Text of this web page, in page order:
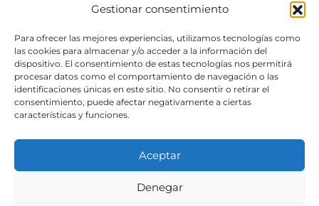
Gestionar consentimiento
Para ofrecer las mejores experiencias, utilizamos tecnologías como
las cookies para almacenar y/o acceder a la información del
dispositivo. El consentimiento de estas tecnologías nos permitirá
procesar datos como el comportamiento de navegación o las
identificaciones únicas en este sitio. No consentir o retirar el
consentimiento, puede afectar negativamente a ciertas
características y funciones.
Aceptar
Denegar
SÍGUENOS